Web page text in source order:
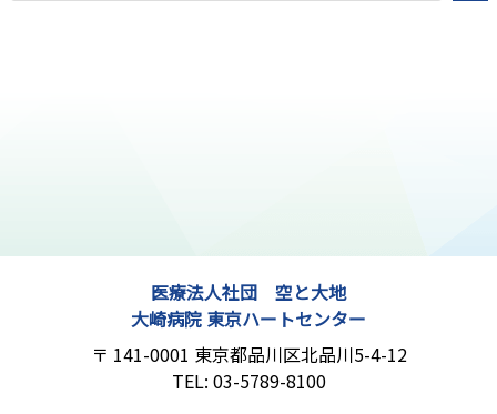
医療法人社団 空と大地
大崎病院 東京ハートセンター
141-0001 東京都品川区北品川5-4-12
03-5789-8100